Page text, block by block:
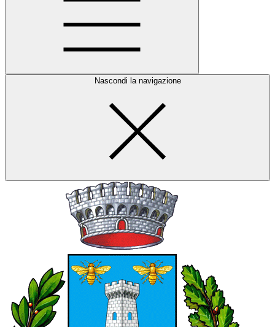
Nascondi la navigazione